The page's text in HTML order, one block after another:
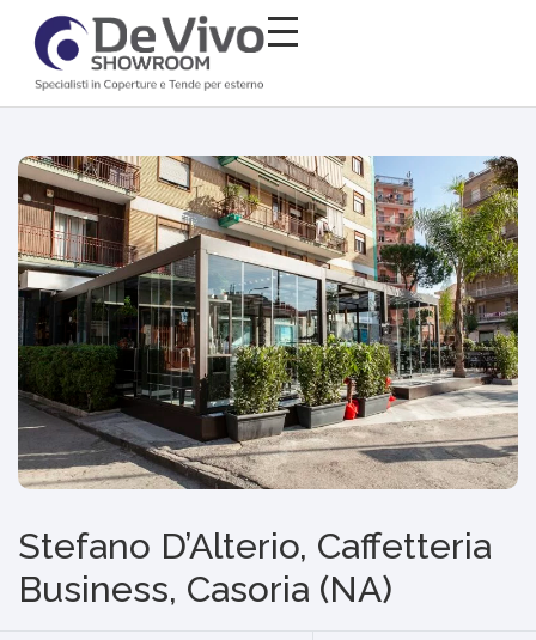
Stefano D’Alterio, Caffetteria
Business, Casoria (NA)